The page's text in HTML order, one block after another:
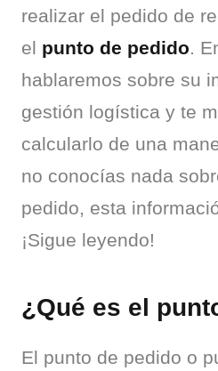
realizar el pedido de
el punto de pedido.
hablaremos sobre su
gestión logística y te
calcularlo de una
no conocías nada
pedido, esta
¡Sigue leyendo!
¿Qué es el
El punto de pedido o